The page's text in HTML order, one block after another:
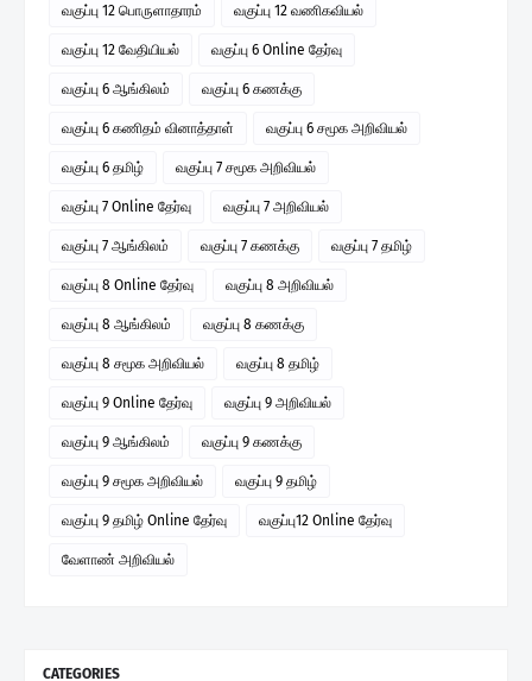
வகுப்பு 12 பொருளாதாரம் வகுப்பு 12 வணிகவியல்
வகுப்பு 12 வேதியியல் வகுப்பு 6 Online தேர்வு
வகுப்பு 6 ஆங்கிலம் வகுப்பு 6 கணக்கு
வகுப்பு 6 கணிதம் வினாத்தாள் வகுப்பு 6 சமூக அறிவியல்
வகுப்பு 6 தமிழ் வகுப்பு 7 சமூக அறிவியல்
வகுப்பு 7 Online தேர்வு வகுப்பு 7 அறிவியல்
வகுப்பு 7 ஆங்கிலம் வகுப்பு 7 கணக்கு வகுப்பு 7 தமிழ்
வகுப்பு 8 Online தேர்வு வகுப்பு 8 அறிவியல்
வகுப்பு 8 ஆங்கிலம் வகுப்பு 8 கணக்கு
வகுப்பு 8 சமூக அறிவியல் வகுப்பு 8 தமிழ்
வகுப்பு 9 Online தேர்வு வகுப்பு 9 அறிவியல்
வகுப்பு 9 ஆங்கிலம் வகுப்பு 9 கணக்கு
வகுப்பு 9 சமூக அறிவியல் வகுப்பு 9 தமிழ்
வகுப்பு 9 தமிழ் Online தேர்வு வகுப்பு12 Online தேர்வு
வேளாண் அறிவியல்
CATEGORIES